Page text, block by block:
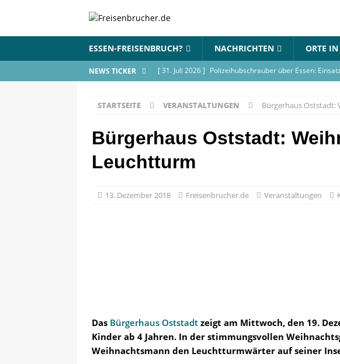
ESSEN-FREISENBRUCH? NACHRICHTEN ORTE IN
NEWS TICKER [ 31. Juli 2026 ] Polizeihubschrauber über Essen:
[ 17. Juli 2026 ] Wohnungsbrand in Essen-
Flohmarkt im Bürgerhaus-Oststadt am
VERANSTALTUNGEN
STARTSEITE VERANSTALTUNGEN Bürgerhaus Oststadt:
Bürgerhaus Oststadt:
Leuchtturm
13. Dezember 2018 Freisenbrucher.de Veranstaltungen
Das Bürgerhaus Oststadt zeigt am Mittwoch, den 19.
Kinder ab 4 Jahren. In der stimmungsvollen
Weihnachtsmann den Leuchtturmwärter auf seiner